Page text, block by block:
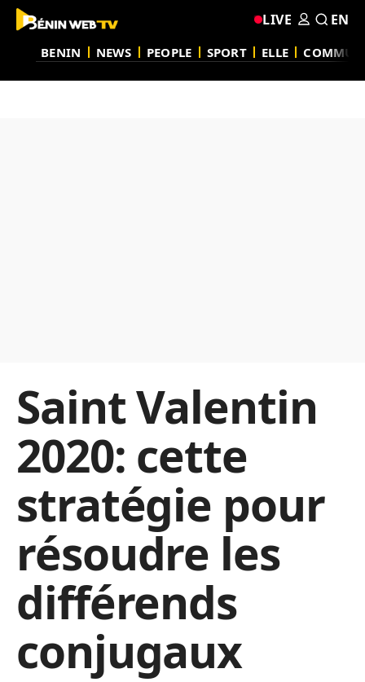
BENIN NEWS PEOPLE SPORT ELLE
LIVE EN
Saint Valentin
2020: cette
stratégie pour
résoudre les
différends
conjugaux